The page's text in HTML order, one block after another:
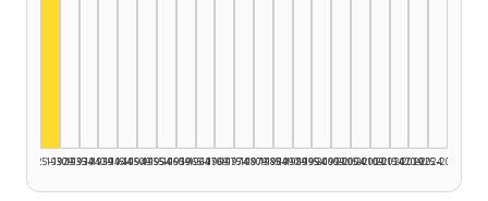
1925–1929
1930–1934
1935–1939
1940–1944
1945–1949
1950–1954
1955–1959
1960–1964
1965–1969
1970–1974
1975–1979
1980–1984
1985–1989
1990–1994
1995–1999
2000–2004
2005–2009
2010–2014
2015–2019
2020–2024
2025–2026